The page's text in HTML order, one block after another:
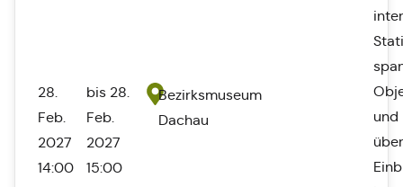
28.
Feb.
2027
14:00
bis 28.
Feb.
2027
15:00
Bezirksmuseum
Dachau
und